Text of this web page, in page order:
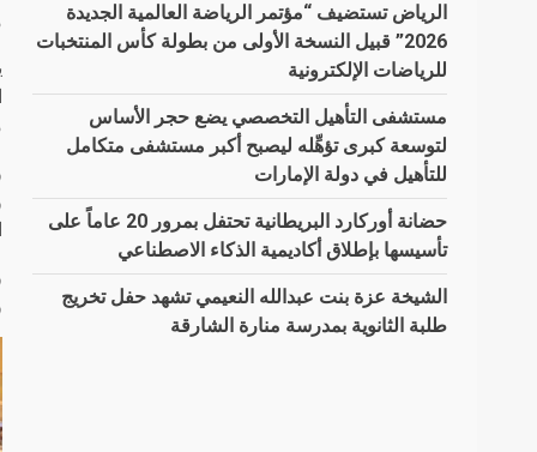
الرياض تستضيف “مؤتمر الرياضة العالمية الجديدة
2026” قبيل النسخة الأولى من بطولة كأس المنتخبات
للرياضات الإلكترونية
مستشفى التأهيل التخصصي يضع حجر الأساس
لتوسعة كبرى تؤهِّله ليصبح أكبر مستشفى متكامل
للتأهيل في دولة الإمارات
حضانة أوركارد البريطانية تحتفل بمرور 20 عاماً على
تأسيسها بإطلاق أكاديمية الذكاء الاصطناعي
الشيخة عزة بنت عبدالله النعيمي تشهد حفل تخريج
طلبة الثانوية بمدرسة منارة الشارقة